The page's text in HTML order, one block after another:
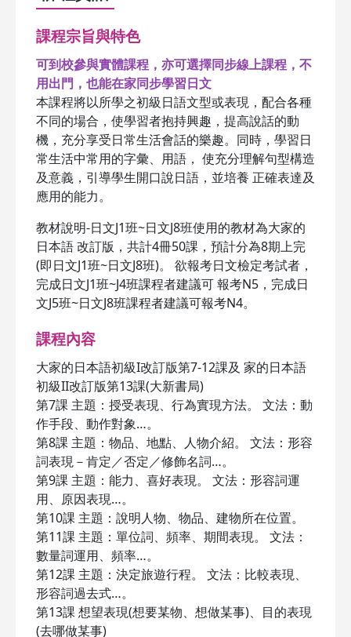
課程宗旨與特色
可到校參與實體課程，亦可選擇同步線上課程，不
用出門，也能在家同步學習日文
本課程將以所學之初級日語文型或表現，配合各種
不同的場合，使學習者抱持興趣，提高說話的動
機，充分享受日常生活會話的樂趣。同時，學習日
常生活中常用的字彙、用語， 使充分理解句型構造
及意義，引導學生開口說日語，並培養 正確表達及
應用的能力。
教材說明-日文J1班~日文J8班使用的教材為大家的
日本語 改訂版，共計4冊50課，預計分為8期上完
(即日文J1班~日文J8班)。 欲報考日文檢定考試者，
完成日文J1班~J4班課程者建議可 報考N5，完成日
文J5班~日文J8班課程者建議可報考N4。
課程內容
大家的日本語初級I改訂版第7-12課及 家的日本語
初級II改訂版第13課(大新書局)
第7課 主題：授受表現、行為實現方法。 文法：動
作手段、動作對象…。
第8課 主題：物品、地點、人物介紹。 文法：形容
詞表現－肯定／否定／修飾名詞…。
第9課 主題：能力、喜好表現。 文法：形容詞運
用、原因表現…。
第10課 主題：說明人物、物品、建物所在位置。
第11課 主題：單位詞、頻率、期間表現。 文法：
數量詞運用、頻率…。
第12課 主題：決定旅遊行程。 文法：比較表現、
形容詞過去式…。
第13課 想望表現(想要某物、想做某事)、目的表現
(去哪做某事)